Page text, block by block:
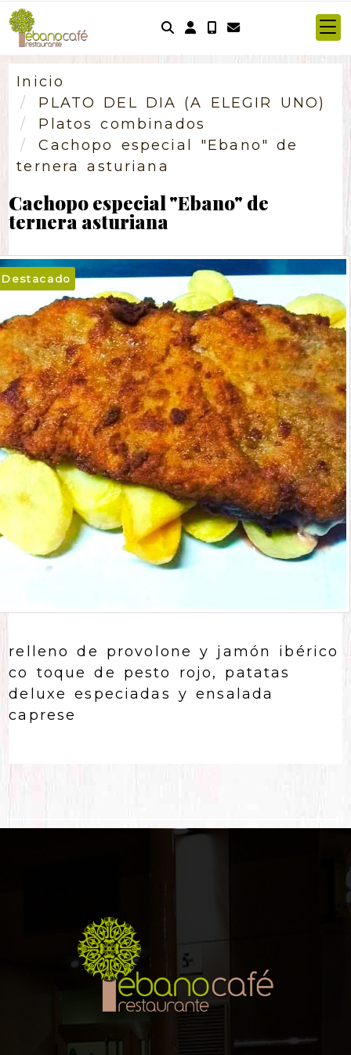
Identifícate
Inicio
PLATO DEL DIA (A ELEGIR UNO)
Platos combinados
Cachopo especial "Ebano" de
ternera asturiana
Cachopo especial "Ebano" de
ternera asturiana
Destacado
relleno de provolone y jamón ibérico
co toque de pesto rojo, patatas
deluxe especiadas y ensalada
caprese